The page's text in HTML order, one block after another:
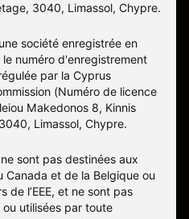
3040, Limassol, Chypre.
société enregistrée en
numéro d'enregistrement
par la Cyprus
(Numéro de licence
Makedonos 8, Kinnis
Limassol, Chypre.
sont pas destinées aux
Canada et de la Belgique ou
de l’EEE, et ne sont pas
utilisées par toute